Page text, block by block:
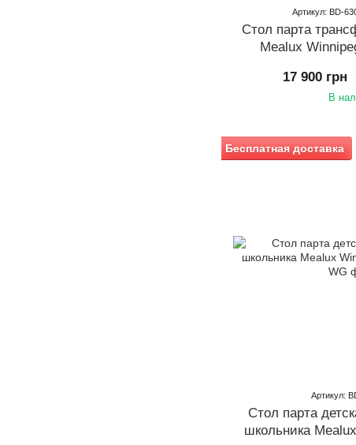
Артикул: BD-
Стол парта
Mealux
17 900 грн
В
Бесплатная доставка
Артикул:
Стол парта
школьника